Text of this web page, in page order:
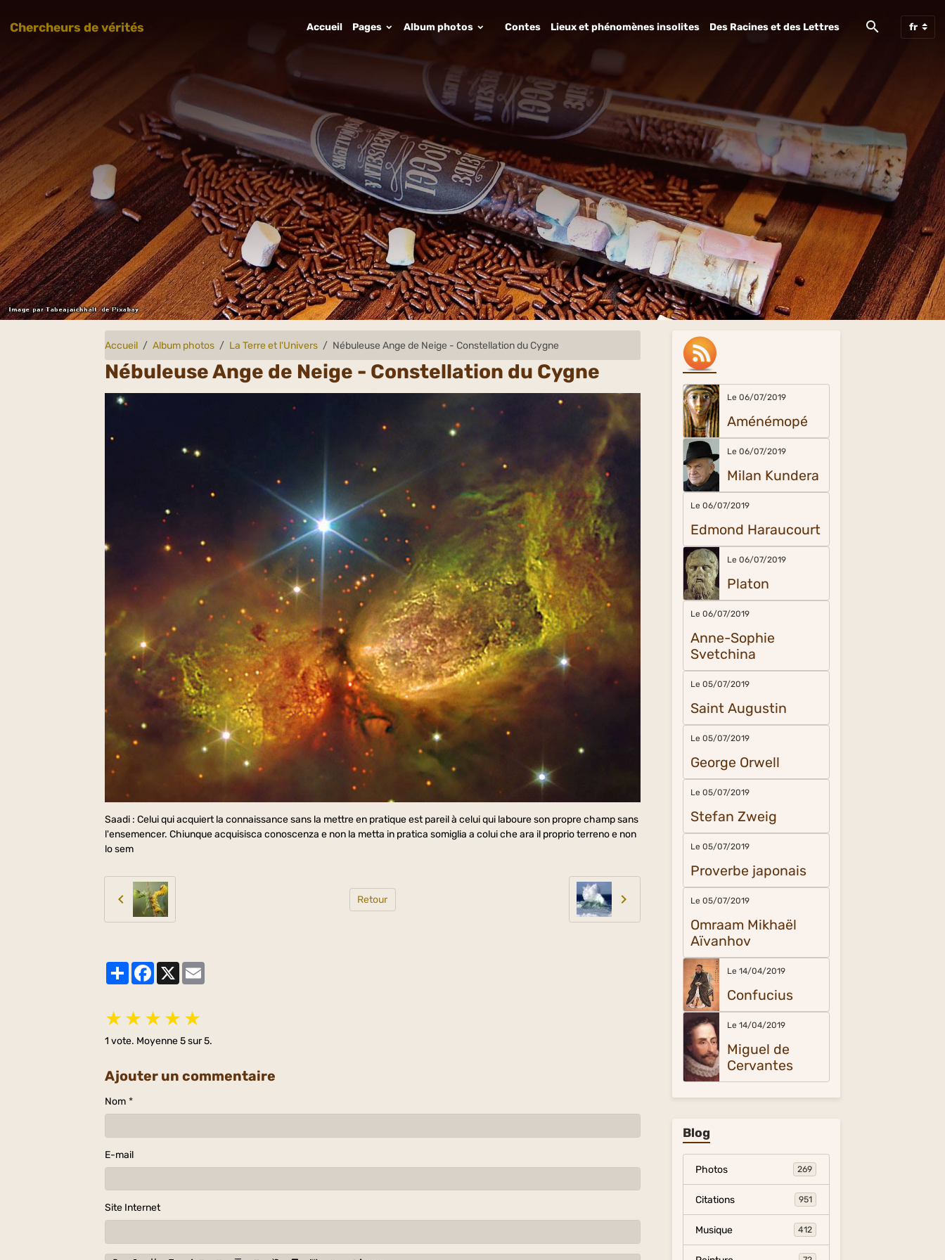
Chercheurs de vérités Accueil Pages Album photos Contes Lieux et phénomènes insolites Des Racines et des Lettres
Accueil Album photos La Terre et l'Univers Nébuleuse Ange de Neige - Constellation du Cygne
Nébuleuse Ange de Neige - Constellation du Cygne
Saadi : Celui qui acquiert la connaissance sans la mettre en pratique est pareil à celui qui laboure son propre champ sans
l'ensemencer. Chiunque acquisisca conoscenza e non la metta in pratica somiglia a colui che ara il proprio terreno e non
lo sem
Retour
PartagerFacebook
X
★ ★ ★ ★ ★
1 vote. Moyenne5sur 5.
Ajouter un commentaire
Nom
E-mail
Site Internet
Le 06/07/2019
Aménémopé
Le 06/07/2019
Milan Kundera
Le 06/07/2019
Edmond Haraucourt
Le 06/07/2019
Platon
Le 06/07/2019
Anne-Sophie
Svetchina
Le 05/07/2019
Saint Augustin
Le 05/07/2019
George Orwell
Le 05/07/2019
Stefan Zweig
Le 05/07/2019
Proverbe japonais
Le 05/07/2019
Omraam Mikhaël
Aïvanhov
Le 14/04/2019
Confucius
Le 14/04/2019
Miguel de
Cervantes
Blog
Photos 269
Citations 951
Musique 412